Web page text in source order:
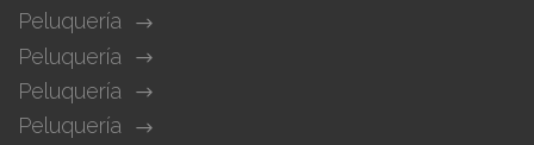
Peluquería
Peluquería
Peluquería
Peluquería